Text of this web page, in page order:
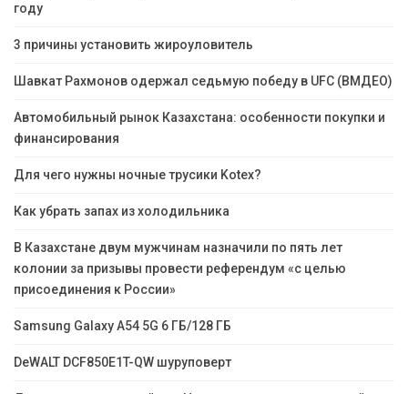
году
3 причины установить жироуловитель
Шавкат Рахмонов одержал седьмую победу в UFC (ВМДЕО)
Автомобильный рынок Казахстана: особенности покупки и
финансирования
Для чего нужны ночные трусики Kotex?
Как убрать запах из холодильника
В Казахстане двум мужчинам назначили по пять лет
колонии за призывы провести референдум «с целью
присоединения к России»
Samsung Galaxy A54 5G 6 ГБ/128 ГБ
DeWALT DCF850E1T-QW шуруповерт